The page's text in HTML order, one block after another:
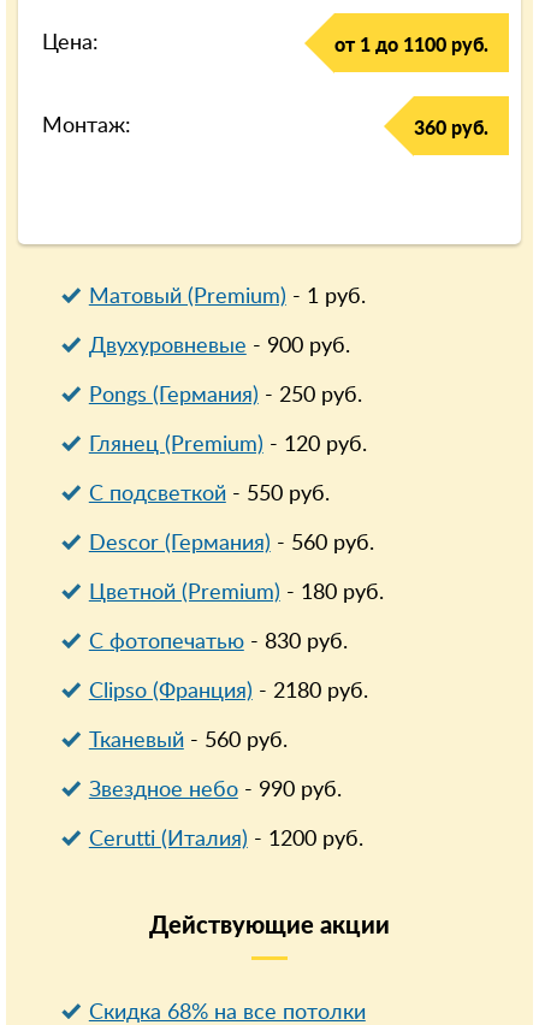
Цена: от 1 до 1100 руб.
Монтаж: 360 руб.
Матовый (Premium) - 1руб.
Двухуровневые - 900руб.
Pongs (Германия) - 250руб.
Глянец (Premium) - 120руб.
С подсветкой- 550руб.
Descor (Германия) - 560руб.
Цветной (Premium) - 180руб.
С фотопечатью- 830руб.
Clipso (Франция) - 2180руб.
Тканевый- 560руб.
Звездное небо- 990руб.
Cerutti (Италия) - 1200руб.
Действующие акции
Скидка 68% на все потолки